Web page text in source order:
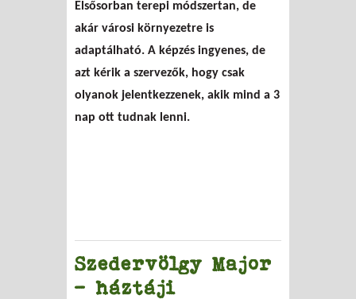
Elsősorban terepi módszertan, de
akár városi környezetre is
adaptálható. A képzés ingyenes, de
azt kérik a szervezők, hogy csak
olyanok jelentkezzenek, akik mind a 3
nap ott tudnak lenni.
Szedervölgy Major
– háztáji